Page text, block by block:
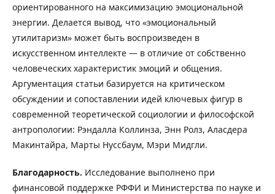
ориентированного на максимизацию эмоциональной
энергии. Делается вывод, что «эмоциональный
утилитаризм» может быть воспроизведен в
искусственном интеллекте — в отличие от собственно
человеческих характеристик эмоций и общения.
Аргументация статьи базируется на критическом
обсуждении и сопоставлении идей ключевых фигур в
современной теоретической социологии и философской
антропологии: Рэндалла Коллинза, Энн Ролз, Аласдера
Макинтайра, Марты Нуссбаум, Мэри Мидгли.
Благодарность. Исследование выполнено при
финансовой поддержке РФФИ и Министерства по науке и